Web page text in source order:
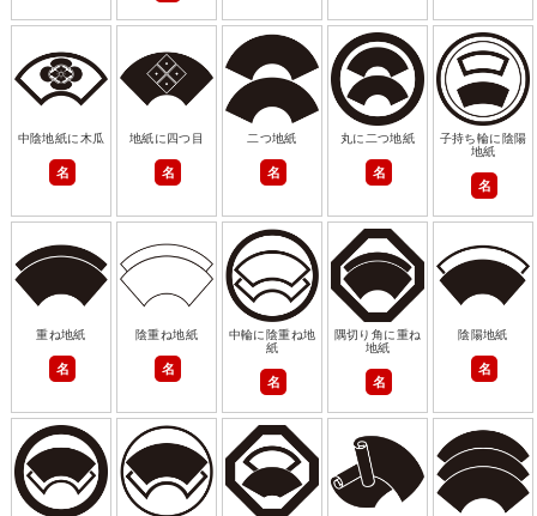
中陰地紙に木瓜
名
地紙に四つ目
名
二つ地紙
名
丸に二つ地紙
名
子持ち輪に陰陽
地紙
名
重ね地紙
名
陰重ね地紙
名
中輪に陰重ね地
紙
名
隅切り角に重ね
地紙
名
陰陽地紙
名